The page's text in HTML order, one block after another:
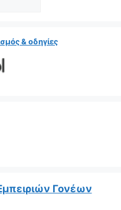
& οδηγίες
Γονέων